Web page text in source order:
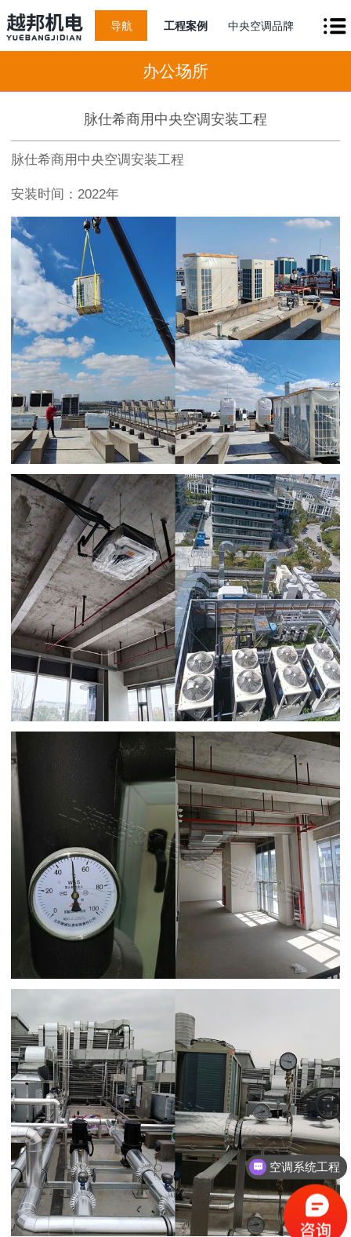
导航 工程案例 中央空调品牌
办公场所
脉仕希商用中央空调安装工程
脉仕希商用中央空调安装工程
安装时间：2022年
空调系统工程
中央空调方案